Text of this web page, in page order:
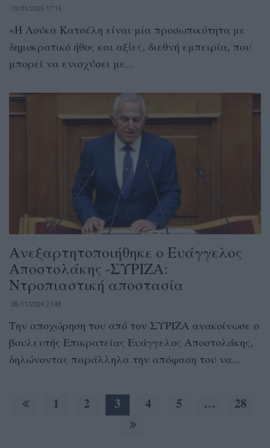
13/01/2025 17:16
«Η Λούκα Κατσέλη είναι μία προσωπικότητα με
δημοκρατικό ήθος και αξίες, διεθνή εμπειρία, που
μπορεί να ενισχύσει με...
Ανεξαρτητοποιήθηκε ο Ευάγγελος
Αποστολάκης -ΣΥΡΙΖΑ:
Ντροπιαστική αποστασία
28/11/2024 21:48
Την αποχώρηση του από τον ΣΥΡΙΖΑ ανακοίνωσε ο
βουλευτής Επικρατείας Ευάγγελος Αποστολάκης,
δηλώνοντας παράλληλα την απόφαση του να...
1 2 3 4 5 … 28